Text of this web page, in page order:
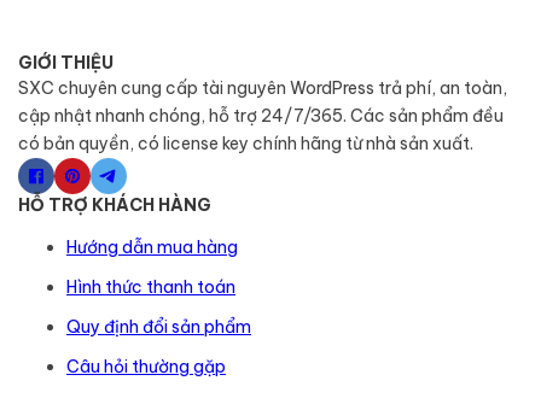
GIỚI THIỆU
SXC chuyên cung cấp tài nguyên WordPress trả phí, an toàn,
cập nhật nhanh chóng, hỗ trợ 24/7/365. Các sản phẩm đều
có bản quyền, có license key chính hãng từ nhà sản xuất.
HỖ TRỢ KHÁCH HÀNG
Hướng dẫn mua hàng
Hình thức thanh toán
Quy định đổi sản phẩm
Câu hỏi thường gặp